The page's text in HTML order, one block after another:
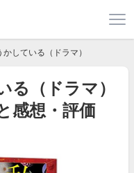
している（ドラマ）
る（ドラマ）
感想・評価